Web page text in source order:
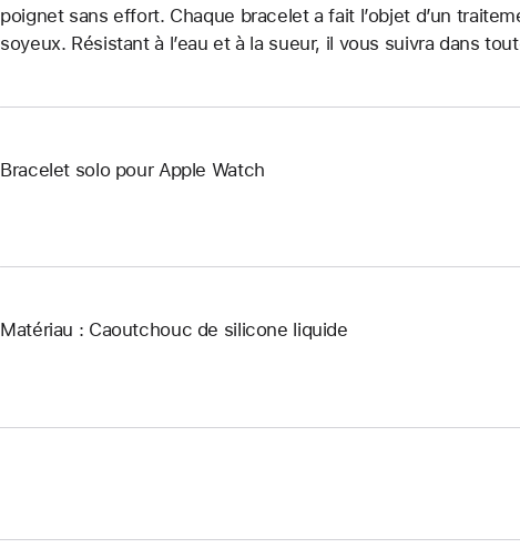
poignet sans effort. Chaque bracelet a fait l’objet d’un
soyeux. Résistant à l’eau et à la sueur, il vous suivra dans
Bracelet solo pour Apple Watch
Matériau : Caoutchouc de silicone liquide